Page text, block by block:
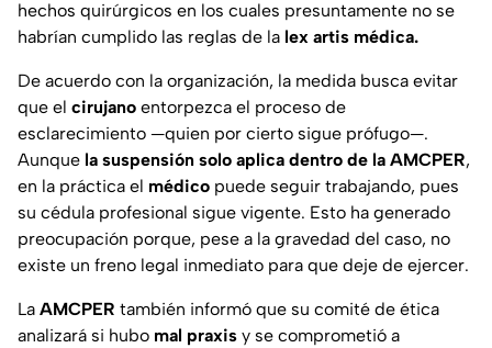
hechos quirúrgicos en los cuales presuntamente no se
habrían cumplido las reglas de la lex artis médica.
De acuerdo con la organización, la medida busca evitar
que el cirujano entorpezca el proceso de
esclarecimiento —quien por cierto sigue prófugo—.
Aunque la suspensión solo aplica dentro de la AMCPER,
en la práctica el médico puede seguir trabajando, pues
su cédula profesional sigue vigente. Esto ha generado
preocupación porque, pese a la gravedad del caso, no
existe un freno legal inmediato para que deje de ejercer.
La AMCPER también informó que su comité de ética
analizará si hubo mal praxis y se comprometió a